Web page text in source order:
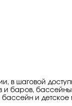
в шаговой
баров,
и